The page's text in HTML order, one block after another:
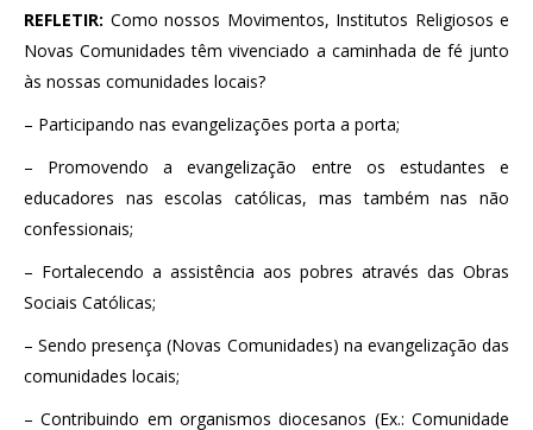
REFLETIR: Como nossos Movimentos, Institutos Religiosos e
Novas Comunidades têm vivenciado a caminhada de fé junto
às nossas comunidades locais?
– Participando nas evangelizações porta a porta;
– Promovendo a evangelização entre os estudantes e
educadores nas escolas católicas, mas também nas não
confessionais;
– Fortalecendo a assistência aos pobres através das Obras
Sociais Católicas;
– Sendo presença (Novas Comunidades) na evangelização das
comunidades locais;
– Contribuindo em organismos diocesanos (Ex.: Comunidade